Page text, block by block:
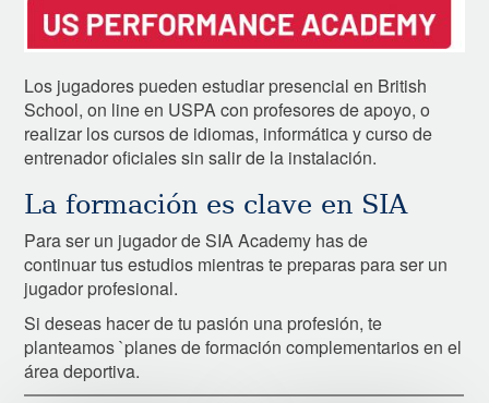
Los jugadores pueden estudiar presencial en British
School, on line en USPA con profesores de apoyo, o
realizar los cursos de idiomas, informática y curso de
entrenador oficiales sin salir de la instalación.
La formación es clave en SIA
Para ser un jugador de SIA Academy has de
continuar tus estudios mientras te preparas para ser un
jugador profesional.
Si deseas hacer de tu pasión una profesión, te
planteamos `planes de formación complementarios en el
área deportiva.